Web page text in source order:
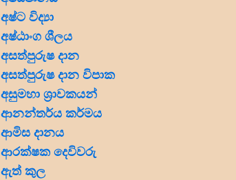
අෂ්ට විද්‍යා
අෂ්ඨාංග ශීලය
අසත්පුරුෂ දාන
අසත්පුරුෂ දාන විපාක
අසුමහා ශ්‍රාවකයන්
ආනන්තර්ය කර්මය
ආමිස දානය
ආරක්ෂක දෙවිවරු
ඇත් කුල